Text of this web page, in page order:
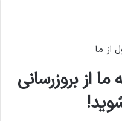
از ما
از بروزرسانی